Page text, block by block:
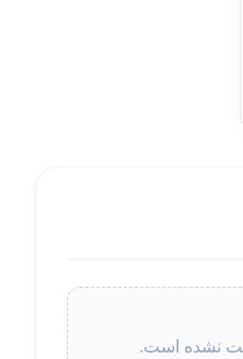
نشده است.